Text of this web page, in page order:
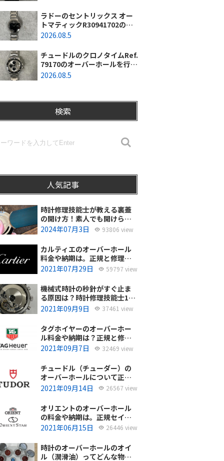
ラドーのセントリックス オー
トマティックR30941702のオ
ーバーホールを行いました。
2026.08.5
チュードルのクロノタイムRef.
79170のオーバーホールを行い
ました。（神奈川県茅ヶ崎市/I
2026.08.5
検索
人気記事
時計修理技能士が教える裏蓋
の開け方！素人でも開けられ
る？
2024年07月3日 93806 view
カルティエのオーバーホール
料金や納期は。正規と修理専
門店の比較どちらがおすす
2021年07月29日 59797 view
機械式時計の秒針がすぐ止ま
る原因は？時計修理技能士1級
の技術者がお答えします。
2021年09月9日 37461 view
タグホイヤーのオーバーホー
ル料金や納期は？正規と修理
専門店の比較、どちらがおす
2021年09月7日 32469 view
チュードル（チューダー）の
オーバーホールについて正規
サービスと腕時計修理専門店
どっち？
2021年09月14日 26567 view
オリエントのオーバーホール
の料金や納期は。正規セイコ
ーエプソンと修理専門店の比
2021年06月15日 26446 view
時計のオーバーホールのオイ
ル（潤滑油）ってどんな物を